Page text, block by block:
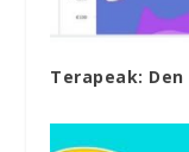
Terapeak: